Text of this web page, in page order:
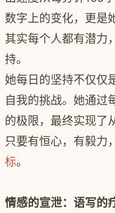
数字上的变化，更是
其实每个人都有潜力
持。
她每日的坚持不仅仅
自我的挑战。她通过
的极限，最终实现了
只要有恒心，有毅力
标。
情感的宣泄：语写的